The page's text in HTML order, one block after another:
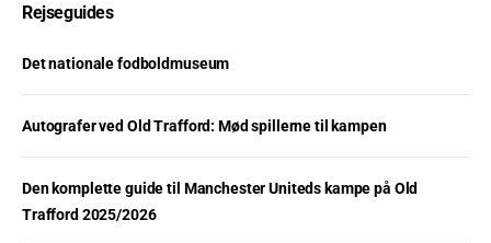
Rejseguides
Det nationale fodboldmuseum
Autografer ved Old Trafford: Mød spillerne til kampen
Den komplette guide til Manchester Uniteds kampe på Old
Trafford 2025/2026